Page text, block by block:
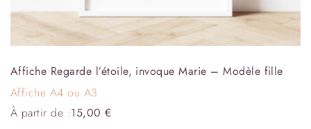
Affiche Regarde l’étoile, invoque Marie – Modèle fille
Affiche A4 ou A3
À partir de :15,00€